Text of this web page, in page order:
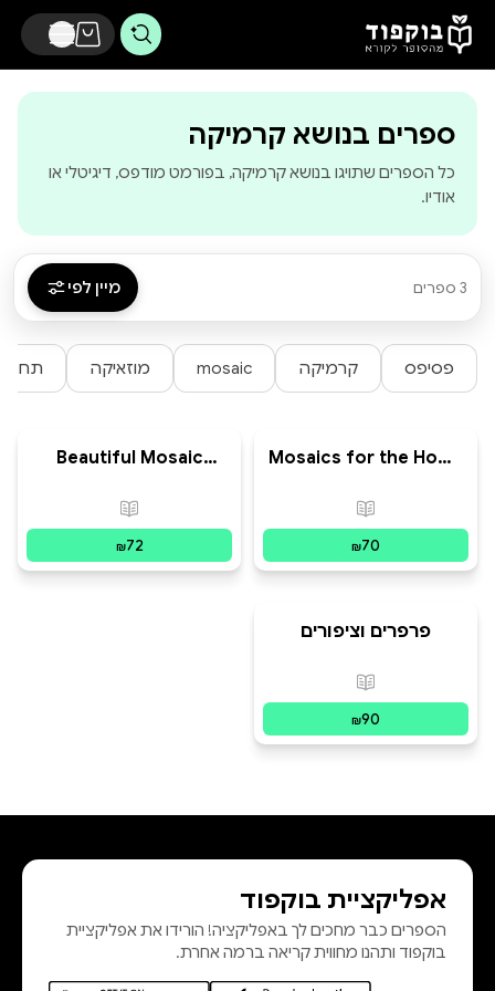
דלג לתוכן הראשי
ספרים בנושא קרמיקה
כל הספרים שתויגו בנושא קרמיקה, בפורמט מודפס, דיגיטלי או
אודיו.
3 ספרים מיין לפי
פסיפס קרמיקה mosaic מוזאיקה
Mosaics for the Home
Guide, Original
Projects and
instructions
פורמטים זמינים
₪70
Beautiful Mosaic
step guide
פורמטים זמינים
₪72
פרפרים וציפורים
מקוריות בטכניקות
וחומרים שונים
פורמטים זמינים
₪90
אפליקציית בוקפוד
הספרים כבר מחכים לך באפליקציה! הורידו את אפליקציית
בוקפוד ותהנו מחווית קריאה ברמה אחרת.